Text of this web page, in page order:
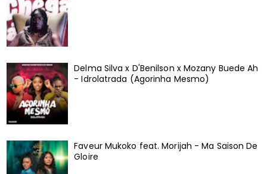
Delma Silva x D'Benilson x Mozany Buede Ah
- Idrolatrada (Agorinha Mesmo)
Faveur Mukoko feat. Morijah - Ma Saison De
Gloire